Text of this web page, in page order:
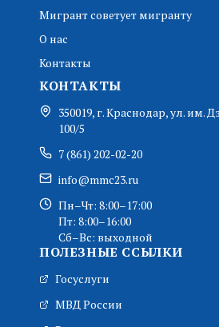
Мигрант советует мигранту
О нас
Контакты
КОНТАКТЫ
350019, г. Краснодар, ул. им.
100/5
7 (861) 202-02-20
info@mmc23.ru
Пн–Чт: 8:00–17:00
Пт: 8:00–16:00
Сб–Вс: выходной
ПОЛЕЗНЫЕ ССЫЛКИ
Госуслуги
МВД России